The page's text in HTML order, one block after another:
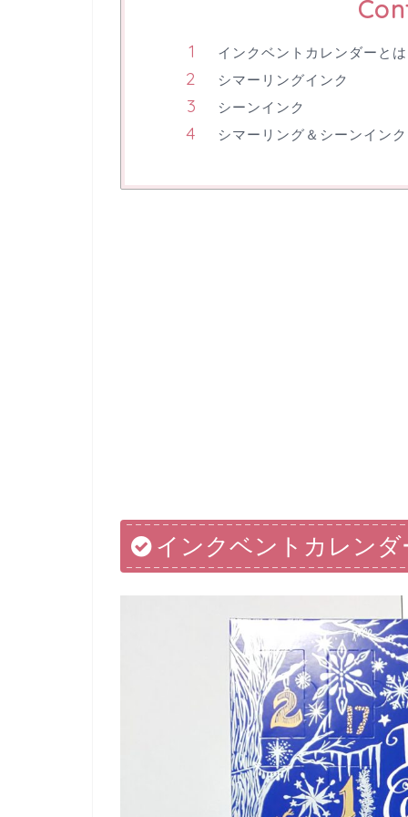
インクベントカレンダーとは
シマーリングインク
シーンインク
シマーリング＆シーンインク
インクベントカレンダ